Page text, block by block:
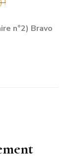
!
n°2) Bravo